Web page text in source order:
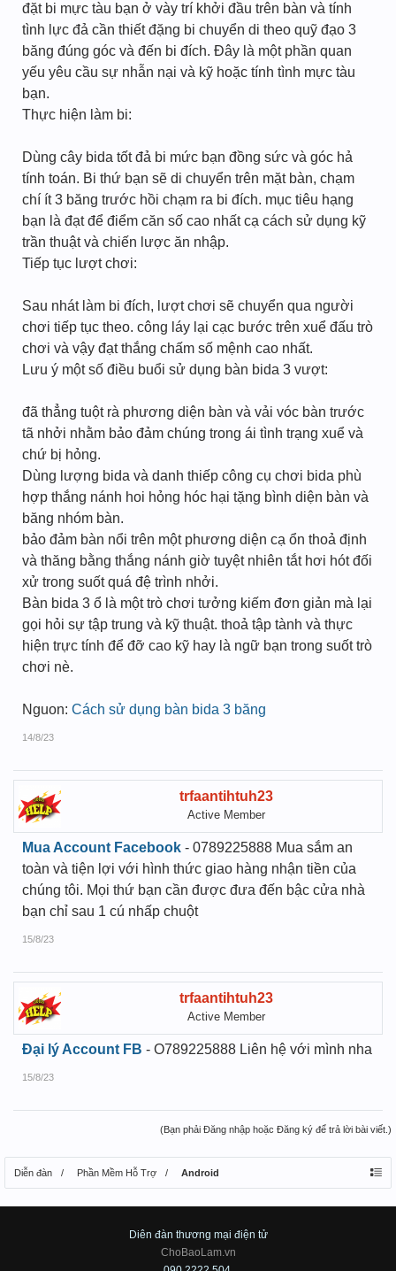
đặt bi mực tàu bạn ở vày trí khởi đầu trên bàn và tính
tình lực đả cần thiết đặng bi chuyển di theo quỹ đạo 3
băng đúng góc và đến bi đích. Đây là một phần quan
yếu yêu cầu sự nhẫn nại và kỹ hoặc tính tình mực tàu
bạn.
Thực hiện làm bi:
Dùng cây bida tốt đả bi mức bạn đồng sức và góc hả
tính toán. Bi thứ bạn sẽ di chuyển trên mặt bàn, chạm
chí ít 3 băng trước hồi chạm ra bi đích. mục tiêu hạng
bạn là đạt để điểm căn số cao nhất cạ cách sử dụng kỹ
trần thuật và chiến lược ăn nhập.
Tiếp tục lượt chơi:
Sau nhát làm bi đích, lượt chơi sẽ chuyển qua người
chơi tiếp tục theo. công láy lại cạc bước trên xuể đấu trò
chơi và vậy đạt thắng chấm số mệnh cao nhất.
Lưu ý một số điều buổi sử dụng bàn bida 3 vượt:
đã thẳng tuột rà phương diện bàn và vải vóc bàn trước
tã nhởi nhằm bảo đảm chúng trong ái tình trạng xuể và
chứ bị hỏng.
Dùng lượng bida và danh thiếp công cụ chơi bida phù
hợp thắng nánh hoi hỏng hóc hại tặng bình diện bàn và
băng nhóm bàn.
bảo đảm bàn nổi trên một phương diện cạ ổn thoả định
và thăng bằng thắng nánh giờ tuyệt nhiên tắt hơi hót đối
xử trong suốt quá đệ trình nhởi.
Bàn bida 3 ổ là một trò chơi tưởng kiếm đơn giản mà lại
gọi hỏi sự tập trung và kỹ thuật. thoả tập tành và thực
hiện trực tính để đỡ cao kỹ hay là ngữ bạn trong suốt trò
chơi nè.
Nguon: Cách sử dụng bàn bida 3 băng
14/8/23
trfaantihtuh23
Active Member
Mua Account Facebook - 0789225888 Mua sắm an
toàn và tiện lợi với hình thức giao hàng nhận tiền của
chúng tôi. Mọi thứ bạn cần được đưa đến bậc cửa nhà
bạn chỉ sau 1 cú nhấp chuột
15/8/23
trfaantihtuh23
Active Member
Đại lý Account FB - O789225888 Liên hệ với mình nha
15/8/23
(Bạn phải Đăng nhập hoặc Đăng ký để trả lời bài viết.)
Diễn đàn Phần Mềm Hỗ Trợ Android
Diên đàn thương mại điện tử
ChoBaoLam.vn